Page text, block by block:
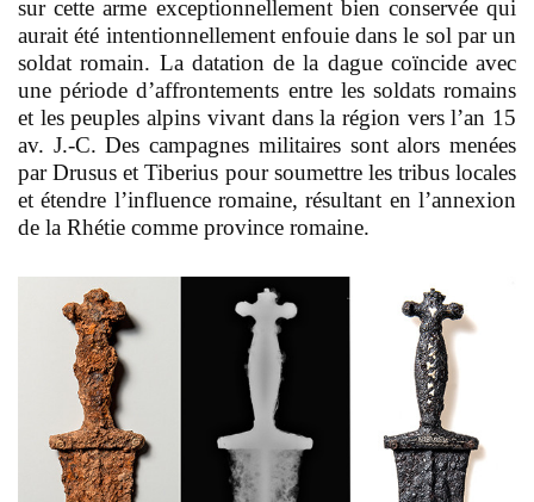
sur cette arme exceptionnellement bien conservée qui
aurait été intentionnellement enfouie dans le sol par un
soldat romain. La datation de la dague coïncide avec
une période d’affrontements entre les soldats romains
et les peuples alpins vivant dans la région vers l’an 15
av. J.-C. Des campagnes militaires sont alors menées
par Drusus et Tiberius pour soumettre les tribus locales
et étendre l’influence romaine, résultant en l’annexion
de la Rhétie comme province romaine.